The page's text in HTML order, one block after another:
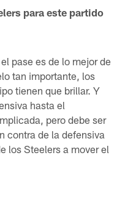
para este partido
pase es de lo mejor de
tan importante, los
tienen que brillar. Y
hasta el
pero debe ser
contra de la defensiva
los Steelers a mover el